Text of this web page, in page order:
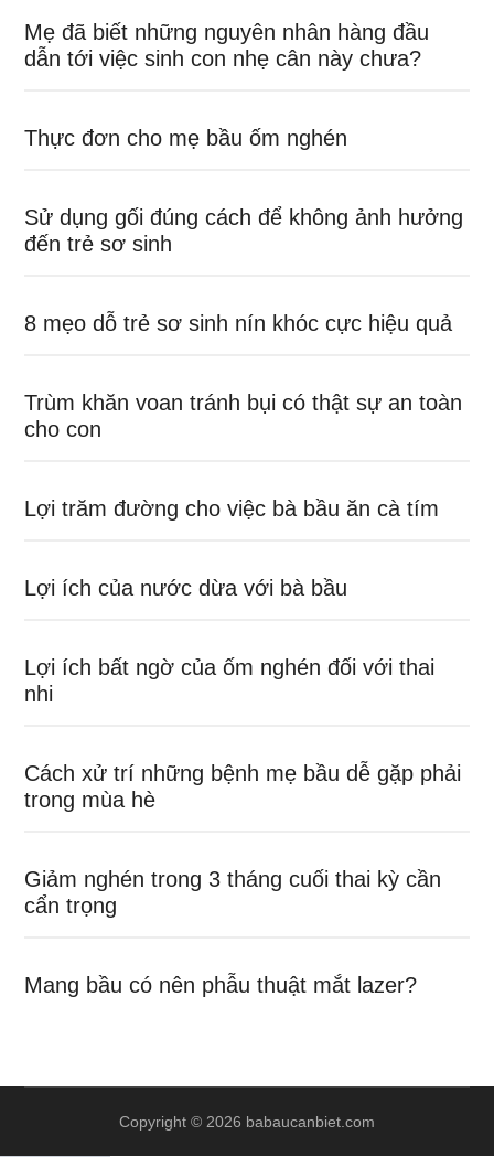
Mẹ đã biết những nguyên nhân hàng đầu
dẫn tới việc sinh con nhẹ cân này chưa?
Thực đơn cho mẹ bầu ốm nghén
Sử dụng gối đúng cách để không ảnh hưởng
đến trẻ sơ sinh
8 mẹo dỗ trẻ sơ sinh nín khóc cực hiệu quả
Trùm khăn voan tránh bụi có thật sự an toàn
cho con
Lợi trăm đường cho việc bà bầu ăn cà tím
Lợi ích của nước dừa với bà bầu
Lợi ích bất ngờ của ốm nghén đối với thai
nhi
Cách xử trí những bệnh mẹ bầu dễ gặp phải
trong mùa hè
Giảm nghén trong 3 tháng cuối thai kỳ cần
cẩn trọng
Mang bầu có nên phẫu thuật mắt lazer?
Copyright © 2026 babaucanbiet.com